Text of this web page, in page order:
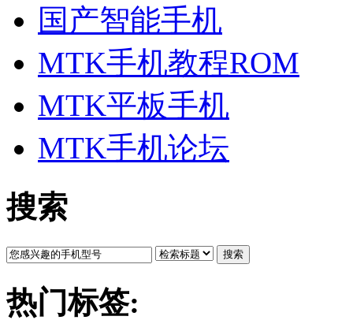
国产智能手机
MTK手机教程ROM
MTK平板手机
MTK手机论坛
搜索
搜索
热门标签: